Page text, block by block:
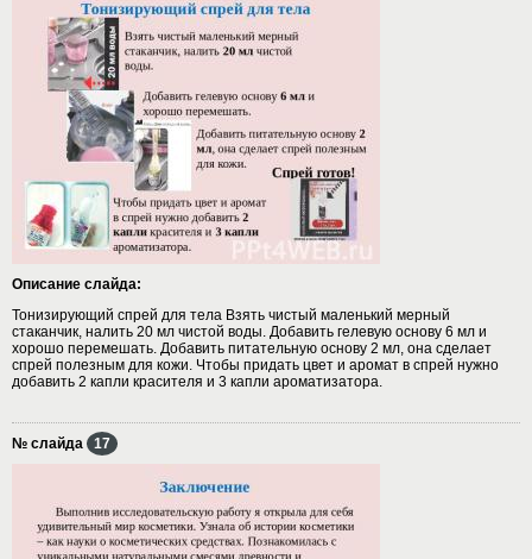
Описание слайда:
Тонизирующий спрей для тела Взять чистый маленький мерный
стаканчик, налить 20 мл чистой воды. Добавить гелевую основу 6 мл и
хорошо перемешать. Добавить питательную основу 2 мл, она сделает
спрей полезным для кожи. Чтобы придать цвет и аромат в спрей нужно
добавить 2 капли красителя и 3 капли ароматизатора.
№ слайда 17